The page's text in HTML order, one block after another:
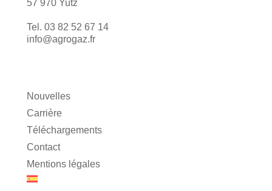
57 970 Yutz
Tel. 03 82 52 67 14
info@agrogaz.fr
Nouvelles
Carrière
Téléchargements
Contact
Mentions légales